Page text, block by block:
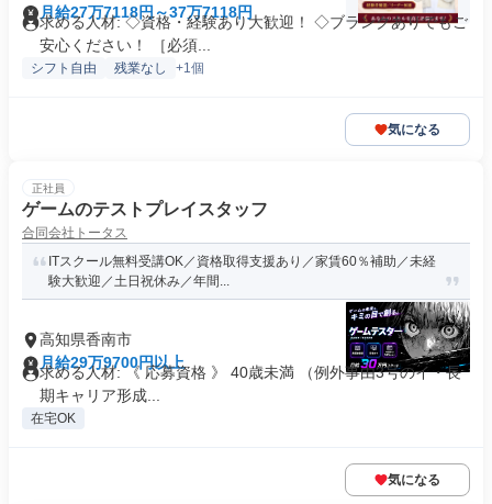
月給27万7118円～37万7118円
求める人材: ◇資格・経験あり大歓迎！ ◇ブランクありでもご
安心ください！ ［必須...
シフト自由 残業なし +1個
気になる
正社員
ゲームのテストプレイスタッフ
合同会社トータス
ITスクール無料受講OK／資格取得支援あり／家賃60％補助／未経
験大歓迎／土日祝休み／年間...
高知県香南市
月給29万9700円以上
求める人材: 《 応募資格 》 40歳未満 （例外事由3号のイ・長
期キャリア形成...
在宅OK
気になる